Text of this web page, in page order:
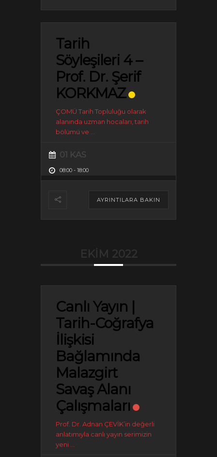
Tarih
Söyleşileri 4 –
Prof. Dr. Şerif
KORKMAZ
ÇOMÜ Tarih Topluluğu olarak
alanında uzman hocaları, tarih
bölümü ve
01 KAS
08:00 - 18:00
AYRINTILARA BAKIN
EKIM 2022
Canlı Yayın |
Tarih-Coğrafya
İlişkisi
Bağlamında
Malazgirt
Savaş Alanı
Çalışmaları
Prof. Dr. Adnan ÇEVİK’in değerli
anlatımıyla canlı yayın serimizin
yeni